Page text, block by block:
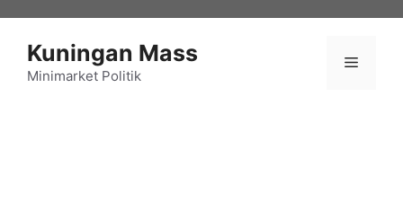
Kuningan Mass
Minimarket Politik
Menu